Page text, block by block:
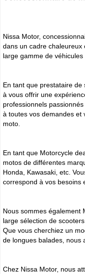
Nissa Motor,
dans un cadre chaleureux
large gamme de véhicules
En tant que prestataire
à vous offrir une
professionnels
à toutes vos demandes et
moto.
En tant que Motorcycle
motos de différentes
Honda, Kawasaki, etc.
correspond à vos besoins
Nous sommes également
large sélection de
Que vous cherchiez un
de longues balades, nous
Chez Nissa Motor, nous